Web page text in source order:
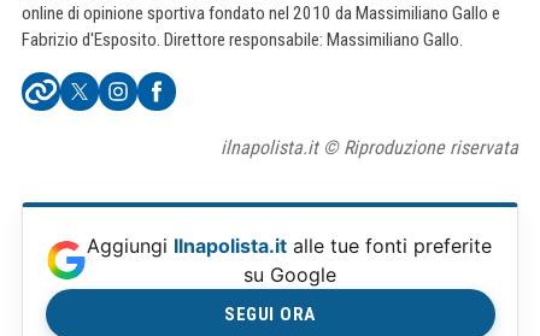
online di opinione sportiva fondato nel 2010 da Massimiliano Gallo e
Fabrizio d'Esposito. Direttore responsabile: Massimiliano Gallo.
ilnapolista.it © Riproduzione riservata
Aggiungi Ilnapolista.it alle tue fonti preferite
su Google
SEGUI ORA